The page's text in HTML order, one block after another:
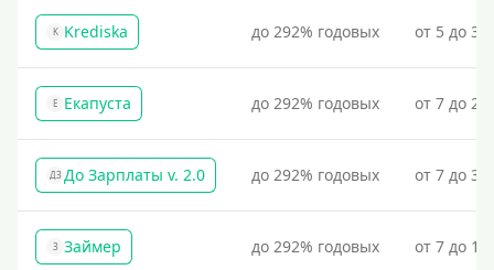
K Krediska до 292% годовых от 5 до
Е Екапуста до 292% годовых от 7 до
ДЗ До Зарплаты v. 2.0 до 292% годовых от 7 до
З Займер до 292% годовых от 7 до